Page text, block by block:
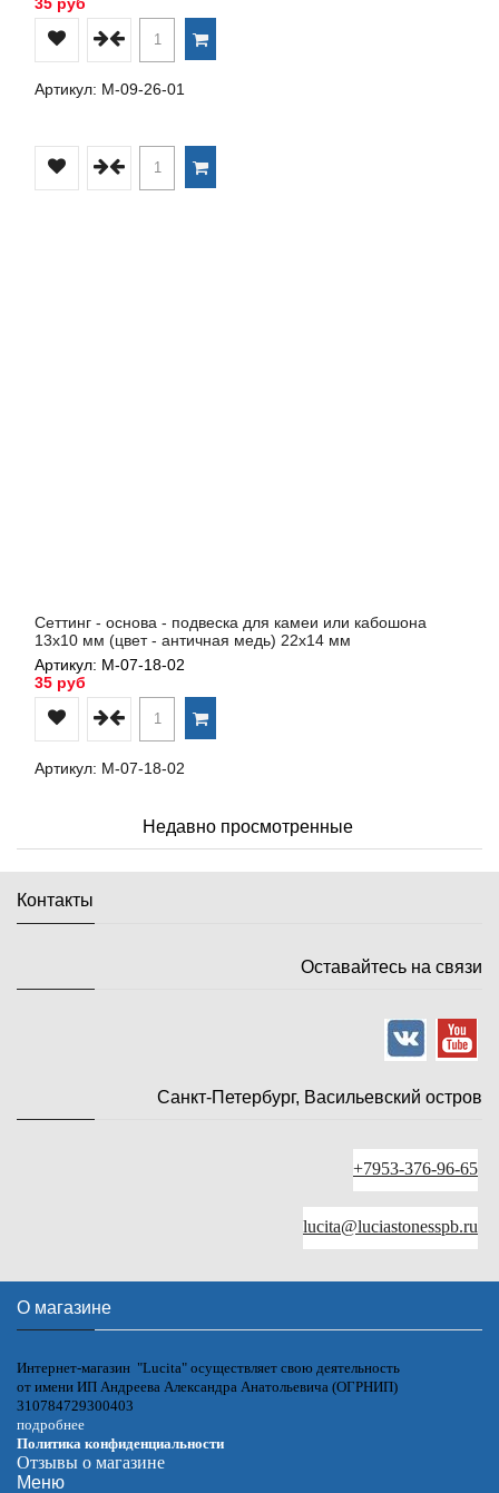
Артикул: М-09-26-01
Сеттинг - основа - подвеска для камеи или кабошона
13х10 мм (цвет - античная медь) 22х14 мм
Артикул: М-07-18-02
35 руб
Артикул: М-07-18-02
Недавно просмотренные
Контакты
Оставайтесь на связи
Санкт-Петербург, Васильевский остров
+7953-376-96-65
lucita@luciastonesspb.ru
О магазине
Интернет-магазин "Lucita" осуществляет свою деятельность
от имени ИП Андреева Александра Анатольевича (ОГРНИП)
310784729300403
подробнее
Политика конфиденциальности
Отзывы о магазине
Меню